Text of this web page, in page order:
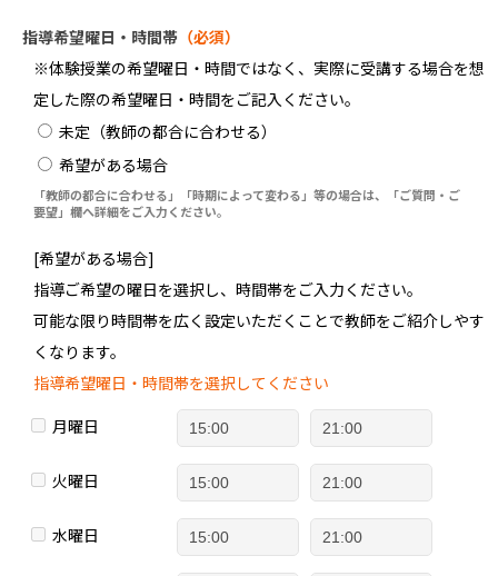
指導希望曜日・時間帯 （必須）
※体験授業の希望曜日・時間ではなく、実際に受講する場合を想
定した際の希望曜日・時間をご記入ください。
未定（教師の都合に合わせる）
希望がある場合
「教師の都合に合わせる」「時期によって変わる」等の場合は、「ご質問・ご
要望」欄へ詳細をご入力ください。
[希望がある場合]
指導ご希望の曜日を選択し、時間帯をご入力ください。
可能な限り時間帯を広く設定いただくことで教師をご紹介しやす
くなります。
指導希望曜日・時間帯を選択してください
月曜日
火曜日
水曜日